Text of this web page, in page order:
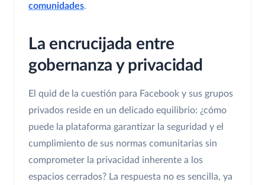
comunidades.
La encrucijada entre
gobernanza y privacidad
El quid de la cuestión para Facebook y sus grupos
privados reside en un delicado equilibrio: ¿cómo
puede la plataforma garantizar la seguridad y el
cumplimiento de sus normas comunitarias sin
comprometer la privacidad inherente a los
espacios cerrados? La respuesta no es sencilla, ya